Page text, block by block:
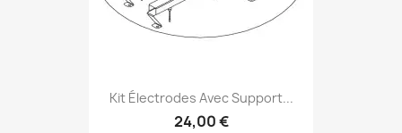
Kit Électrodes Avec Support...
24,00 €